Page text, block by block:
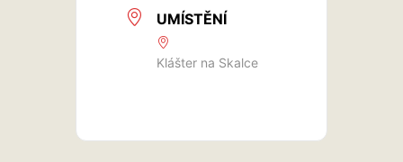
UMÍSTĚNÍ
Klášter na Skalce